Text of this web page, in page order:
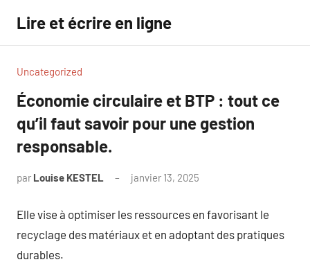
contenu
Lire et écrire en ligne
Uncategorized
Économie circulaire et BTP : tout ce
qu’il faut savoir pour une gestion
responsable.
par Louise KESTEL janvier 13, 2025
Elle vise à optimiser les ressources en favorisant le
recyclage des matériaux et en adoptant des pratiques
durables.